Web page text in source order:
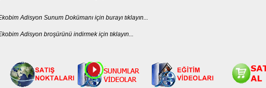
Adisyon Sunum Dokümanı için burayı tıklayın...
Adisyon broşürünü indirmek için tıklayın...